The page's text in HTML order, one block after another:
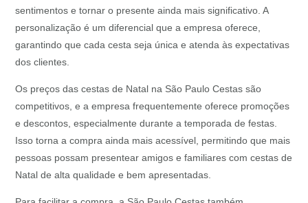
sentimentos e tornar o presente ainda mais significativo. A
personalização é um diferencial que a empresa oferece,
garantindo que cada cesta seja única e atenda às expectativas
dos clientes.
Os preços das cestas de Natal na São Paulo Cestas são
competitivos, e a empresa frequentemente oferece promoções
e descontos, especialmente durante a temporada de festas.
Isso torna a compra ainda mais acessível, permitindo que mais
pessoas possam presentear amigos e familiares com cestas de
Natal de alta qualidade e bem apresentadas.